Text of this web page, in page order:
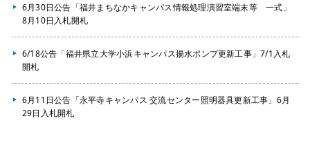
6月30日公告「福井まちなかキャンパス情報処理演習室端末等 一式」
8月10日入札開札
6/18公告「福井県立大学小浜キャンパス揚水ポンプ更新工事」7/1入札
開札
6月11日公告「永平寺キャンパス 交流センター照明器具更新工事」6月
29日入札開札